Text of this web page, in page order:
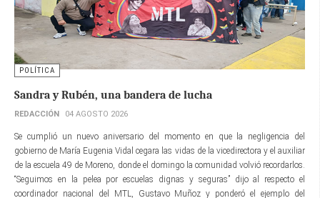
POLÍTICA
Sandra y Rubén, una bandera de lucha
REDACCIÓN 04 AGOSTO 2026
Se cumplió un nuevo aniversario del momento en que la negligencia del
gobierno de María Eugenia Vidal cegara las vidas de la vicedirectora y el auxiliar
de la escuela 49 de Moreno, donde el domingo la comunidad volvió recordarlos.
“Seguimos en la pelea por escuelas dignas y seguras” dijo al respecto el
coordinador nacional del MTL, Gustavo Muñoz y ponderó el ejemplo del